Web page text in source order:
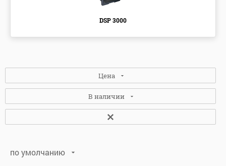
DSP 3000
Цена
В наличии
Да (2)
по умолчанию